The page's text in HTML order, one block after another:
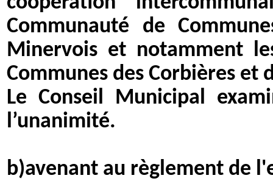
Communauté de
Minervois et notamment
Communes des Corbières et
Le Conseil Municipal
l’unanimité.
b)avenant au règlement de